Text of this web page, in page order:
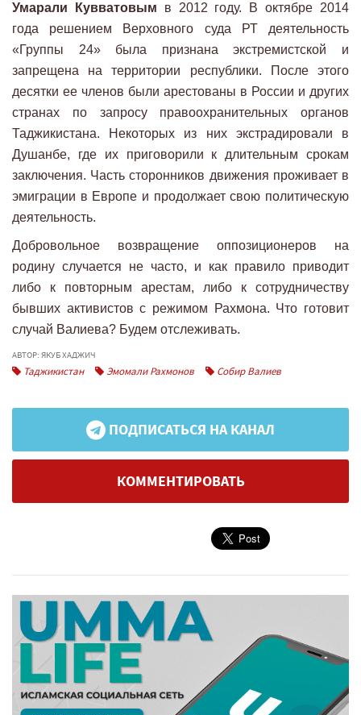
Умарали Кувватовым в 2012 году. В октябре 2014
года решением Верховного суда РТ деятельность
«Группы 24» была признана экстремистской и
запрещена на территории республики. После этого
десятки ее членов были арестованы в России и других
странах по запросу правоохранительных органов
Таджикистана. Некоторых из них экстрадировали в
Душанбе, где их приговорили к длительным срокам
заключения. Часть сторонников движения проживает в
эмиграции в Европе и продолжает свою политическую
деятельность.
Добровольное возвращение оппозиционеров на
родину случается не часто, и как правило приводит
либо к повторным арестам, либо к сотрудничеству
бывших активистов с режимом Рахмона. Что готовит
случай Валиева? Будем отслеживать.
АВТОР: ЯКУБ ХАДЖИЧ
Таджикистан Эмомали Рахмонов Собир Валиев
ПОДПИСАТЬСЯ НА КАНАЛ
КОММЕНТИРОВАТЬ